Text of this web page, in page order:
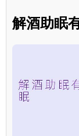
解酒助眠